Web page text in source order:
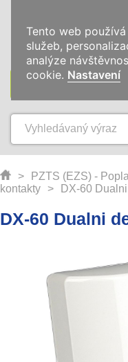
> PZTS (EZS) -
kontakty
> DX-60
DX-60 Dualni
Tento web
služeb,
analýze
cookie. Nastavení